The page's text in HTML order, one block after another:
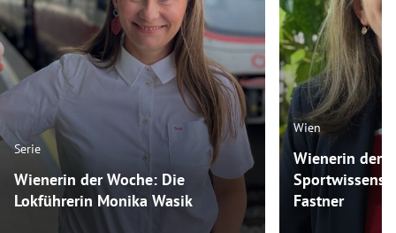
Serie
Wienerin der Woche: Die
Lokführerin Monika Wasik
Wien
Wienerin der
Fastner